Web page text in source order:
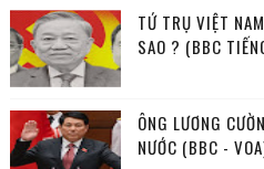
TỨ TRỤ VIỆT
SAO ? (BBC
ÔNG LƯƠNG
NƯỚC (BBC -